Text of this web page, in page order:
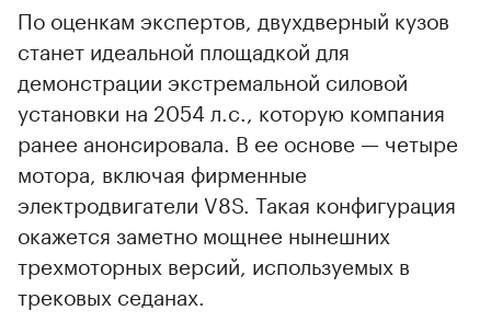
По оценкам экспертов, двухдверный кузов
станет идеальной площадкой для
демонстрации экстремальной силовой
установки на 2054 л.с., которую компания
ранее анонсировала. В ее основе — четыре
мотора, включая фирменные
электродвигатели V8S. Такая конфигурация
окажется заметно мощнее нынешних
трехмоторных версий, используемых в
трековых седанах.